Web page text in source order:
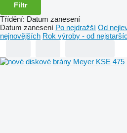
Filtr
Třídění: Datum zanesení
Datum zanesení Po nejdražší Od
nejnovějších Rok výroby - od